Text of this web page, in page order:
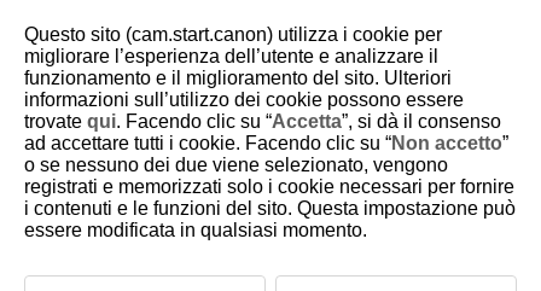
D101-155
Impostazioni Wi-Fi
Selezionare [ :Impostazioni Wi-Fi].
Questo sito (cam.start.canon) utilizza i cookie per
migliorare l’esperienza dell’utente e analizzare il
funzionamento e il miglioramento del sito. Ulteriori
informazioni sull’utilizzo dei cookie possono essere
trovate qui. Facendo clic su “Accetta”, si dà il consenso
ad accettare tutti i cookie. Facendo clic su “Non accetto”
o se nessuno dei due viene selezionato, vengono
registrati e memorizzati solo i cookie necessari per fornire
i contenuti e le funzioni del sito. Questa impostazione può
essere modificata in qualsiasi momento.